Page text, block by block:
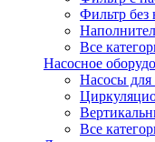
Фильтр без
Все
Насосное
Насосы для
Все